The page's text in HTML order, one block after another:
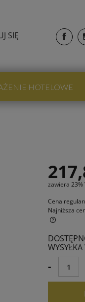
SIĘ
HOTELOWE
zawiera 23%
Cena
Najniższa
krócej niż
cena od
się w
WYSYŁKA
-